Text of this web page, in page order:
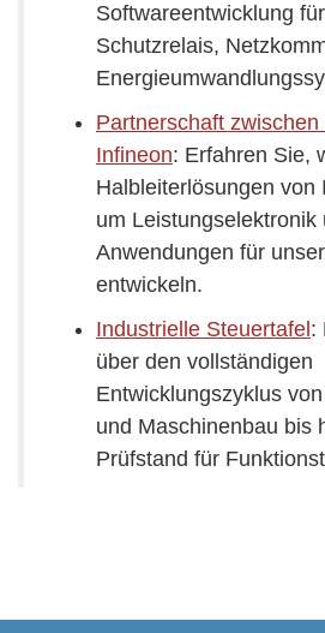
Softwareentwicklung
Schutzrelais,
Partnerschaft
Infineon: Erfahren Sie,
Halbleiterlösungen von
um Leistungselektronik
Anwendungen für
entwickeln.
Industrielle Steuertafel :
über den vollständigen
Entwicklungszyklus
und Maschinenbau bis
Prüfstand für